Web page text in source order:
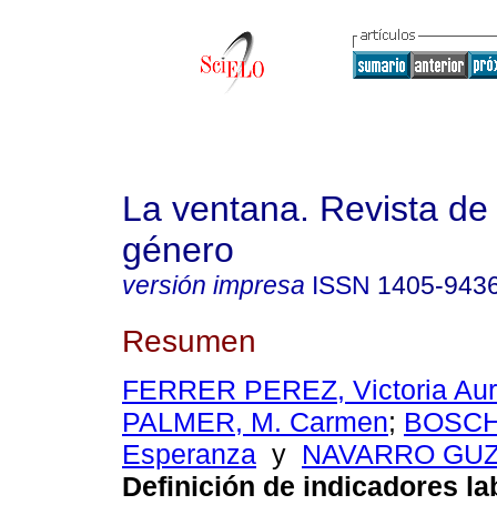
La ventana. Revista
género
versión impresa ISSN 1405-
Resumen
FERRER PEREZ, Victoria
PALMER, M. Carmen;
Esperanza y NAVARRO
Definición de indicadores